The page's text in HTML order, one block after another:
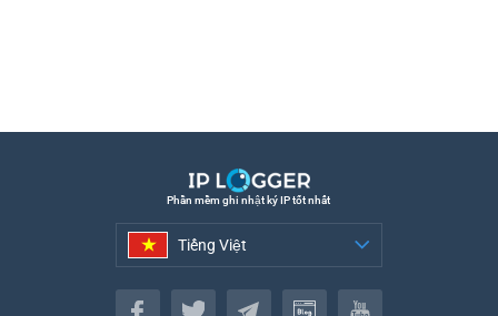
Phần mềm ghi nhật ký IP tốt nhất
Tiếng Việt
Tiếng Việt